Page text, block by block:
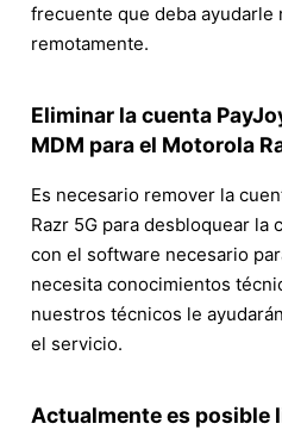
frecuente que deba ayudarle
remotamente.
Eliminar la cuenta
MDM para el Motorola
Es necesario remover la
Razr 5G para desbloquear la
con el software necesario
necesita conocimientos
nuestros técnicos le
el servicio.
Actualmente es posible